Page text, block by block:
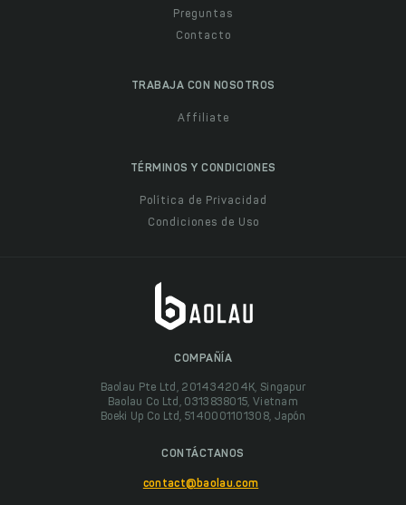
Preguntas
Contacto
TRABAJA CON NOSOTROS
Affiliate
TÉRMINOS Y CONDICIONES
Política de Privacidad
Condiciones de Uso
COMPAÑÍA
Baolau Pte Ltd, 201434204K, Singapur
Baolau Co Ltd, 0313838015, Vietnam
Boeki Up Co Ltd, 5140001101308, Japón
CONTÁCTANOS
contact@baolau.com